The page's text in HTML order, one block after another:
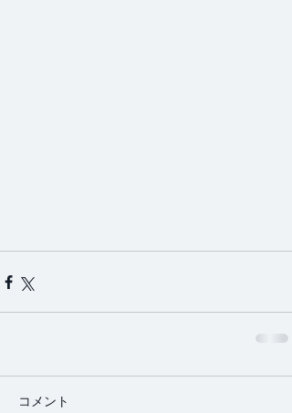
コメント